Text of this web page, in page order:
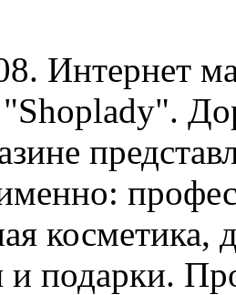
Интернет
"Shoplady".
косметика,
и подарки.